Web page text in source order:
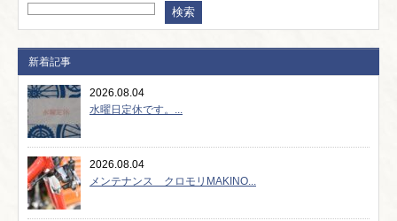
新着記事
2026.08.04
水曜日定休です。...
2026.08.04
メンテナンス クロモリMAKINO...